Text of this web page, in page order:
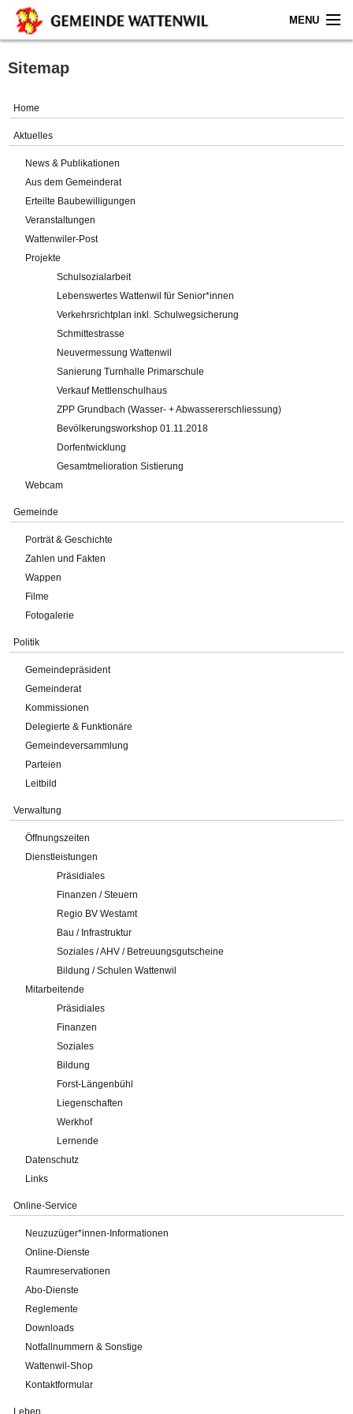
MENU
Home
Gemeinde
Verwaltung
Online-Service
Impressum
Sitemap
Home
Aktuelles
News & Publikationen
Aus dem Gemeinderat
Erteilte Baubewilligungen
Veranstaltungen
Wattenwiler-Post
Projekte
Schulsozialarbeit
Lebenswertes Wattenwil für Senior*innen
Verkehrsrichtplan inkl. Schulwegsicherung
Schmittestrasse
Neuvermessung Wattenwil
Sanierung Turnhalle Primarschule
Verkauf Mettlenschulhaus
ZPP Grundbach (Wasser- + Abwassererschliessung)
Bevölkerungsworkshop 01.11.2018
Dorfentwicklung
Gesamtmelioration Sistierung
Webcam
Gemeinde
Porträt & Geschichte
Zahlen und Fakten
Wappen
Filme
Fotogalerie
Politik
Gemeindepräsident
Gemeinderat
Kommissionen
Delegierte & Funktionäre
Gemeindeversammlung
Parteien
Leitbild
Verwaltung
Öffnungszeiten
Dienstleistungen
Präsidiales
Finanzen / Steuern
Regio BV Westamt
Bau / Infrastruktur
Soziales / AHV / Betreuungsgutscheine
Bildung / Schulen Wattenwil
Mitarbeitende
Präsidiales
Finanzen
Soziales
Bildung
Forst-Längenbühl
Liegenschaften
Werkhof
Lernende
Datenschutz
Links
Online-Service
Neuzuzüger*innen-Informationen
Online-Dienste
Raumreservationen
Abo-Dienste
Reglemente
Downloads
Notfallnummern & Sonstige
Wattenwil-Shop
Kontaktformular
Leben